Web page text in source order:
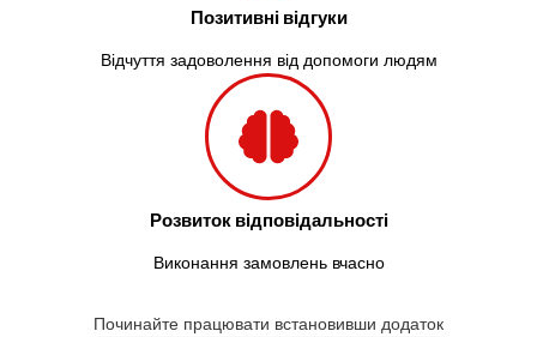
Позитивні відгуки
Відчуття задоволення від допомоги людям
Розвиток відповідальності
Виконання замовлень вчасно
Починайте працювати встановивши додаток